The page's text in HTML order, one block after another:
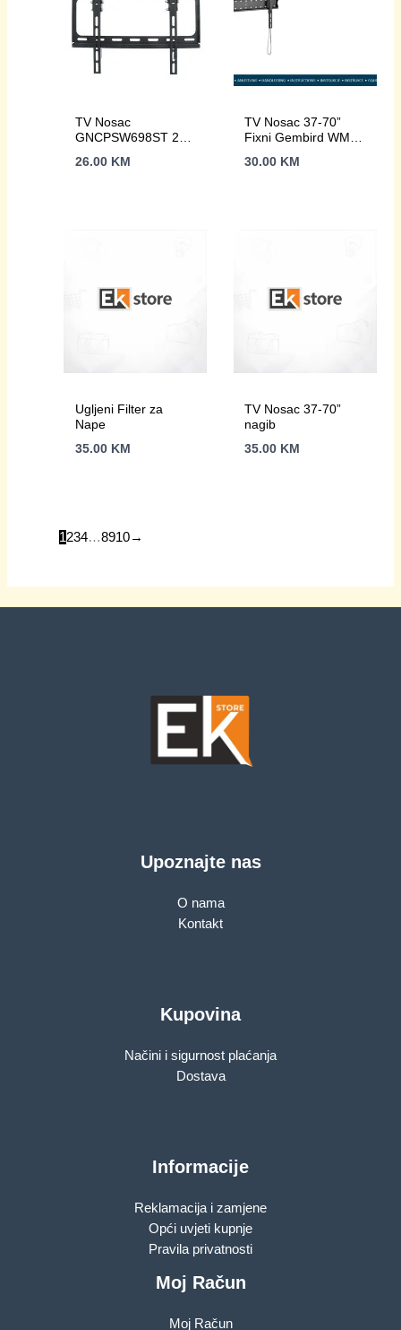
TV Nosac
GNCPSW698ST 26-
400X400 low profile
26.00 KM
TV Nosac 37-70”
Fixni Gembird WM-
30.00 KM
Ugljeni Filter za
Nape
35.00 KM
TV Nosac 37-70”
nagib
35.00 KM
1234…8910→
Upoznajte nas
O nama
Kontakt
Kupovina
Načini i sigurnost plaćanja
Dostava
Informacije
Reklamacija i zamjene
Opći uvjeti kupnje
Pravila privatnosti
Moj Račun
Moj Račun